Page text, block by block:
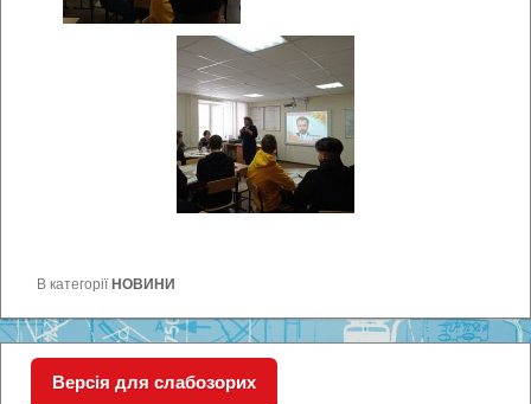
В категоріїНОВИНИ
Версія для слабозорих